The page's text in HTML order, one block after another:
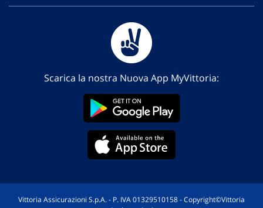
Scarica la nostra Nuova App MyVittoria:
Vittoria Assicurazioni S.p.A. - P. IVA 01329510158 - Copyright©Vittoria